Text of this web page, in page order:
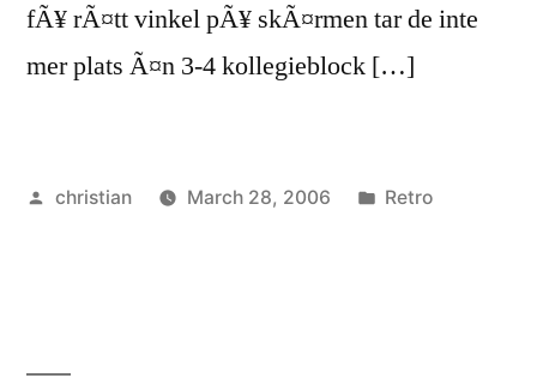
fÃ¥ rÃ¤tt vinkel pÃ¥ skÃ¤rmen tar de inte
mer plats Ã¤n 3-4 kollegieblock […]
Posted
christian March 28, 2006
Posted
Retro